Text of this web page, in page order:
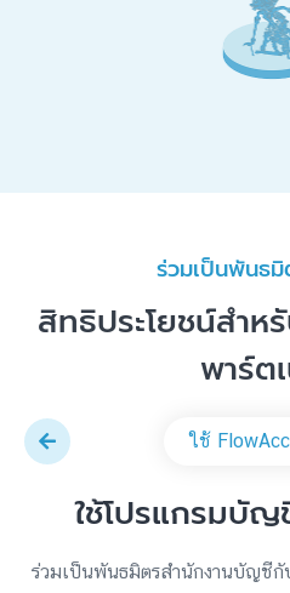
ร่วมเป็นพันธ
สิทธิประโยชน์สำ
พาร์ต
ใช้
ใช้โปรแกรมบั
ร่วมเป็นพันธมิตรสำนักงานบัญชี